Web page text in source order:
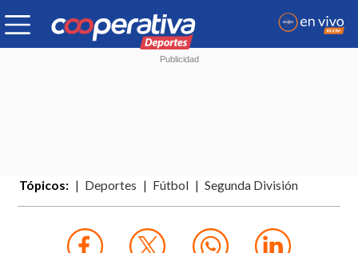
Tópicos: Deportes Fútbol Segunda División